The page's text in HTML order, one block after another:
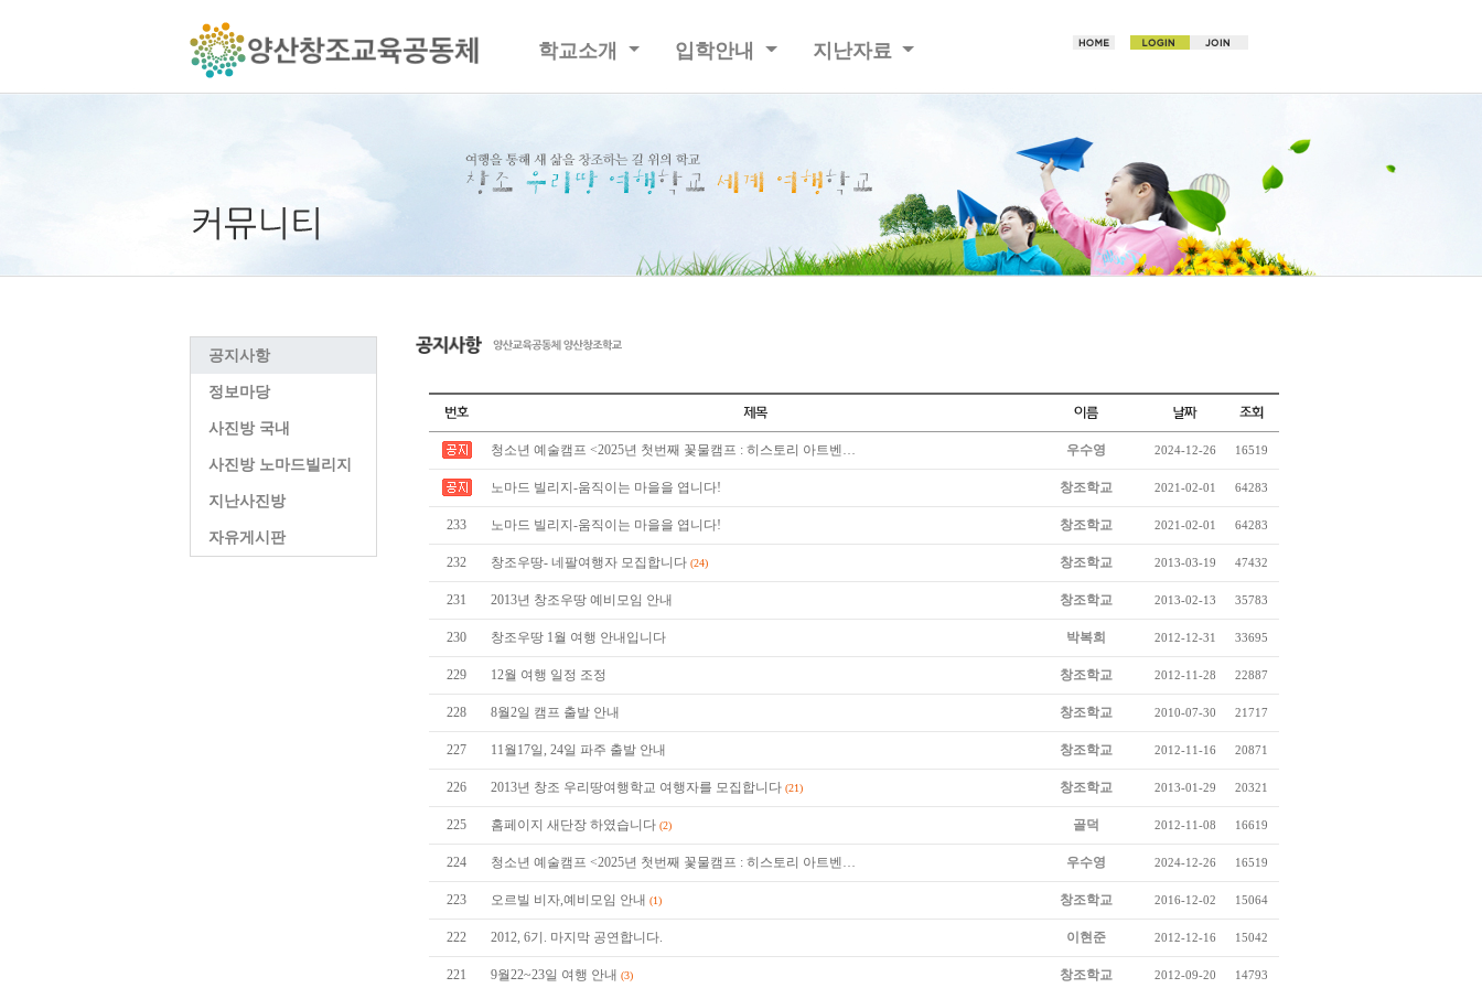
학교소개 입학안내 지난자료
공지사항
정보마당
사진방 국내
사진방 노마드빌리지
지난사진방
자유게시판
청소년 예술캠프 <2025년 첫번째 꽃물캠프 : 히스토리 아트벤… 우수영 2024-12-26 16519
노마드 빌리지-움직이는 마을을 엽니다! 창조학교 2021-02-01 64283
233 노마드 빌리지-움직이는 마을을 엽니다! 창조학교 2021-02-01 64283
232 창조우땅- 네팔여행자 모집합니다 (24) 창조학교 2013-03-19 47432
231 2013년 창조우땅 예비모임 안내 창조학교 2013-02-13 35783
230 창조우땅 1월 여행 안내입니다 박복희 2012-12-31 33695
229 12월 여행 일정 조정 창조학교 2012-11-28 22887
228 8월2일 캠프 출발 안내 창조학교 2010-07-30 21717
227 11월17일, 24일 파주 출발 안내 창조학교 2012-11-16 20871
226 2013년 창조 우리땅여행학교 여행자를 모집합니다 (21) 창조학교 2013-01-29 20321
225 홈페이지 새단장 하였습니다 (2) 골덕 2012-11-08 16619
224 청소년 예술캠프 <2025년 첫번째 꽃물캠프 : 히스토리 아트벤… 우수영 2024-12-26 16519
223 오르빌 비자,예비모임 안내 (1) 창조학교 2016-12-02 15064
222 2012, 6기. 마지막 공연합니다. 이현준 2012-12-16 15042
221 9월22~23일 여행 안내 (3) 창조학교 2012-09-20 14793